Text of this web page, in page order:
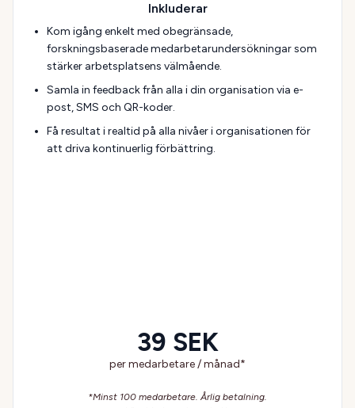
Inkluderar
Kom igång enkelt med obegränsade,
forskningsbaserade medarbetarundersökningar som
stärker arbetsplatsens välmående.
Samla in feedback från alla i din organisation via e-
post, SMS och QR-koder.
Få resultat i realtid på alla nivåer i organisationen för
att driva kontinuerlig förbättring.
39 SEK
per medarbetare / månad*
*Minst 100 medarbetare. Årlig betalning.